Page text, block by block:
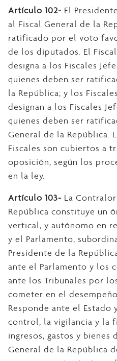
Artículo 102- El
al Fiscal General de la
ratificado por el voto
de los diputados. El
designa a los Fiscales
quienes deben ser
la República; y los
designan a los Fiscales
quienes deben ser
General de la República.
Fiscales son cubiertos a
oposición, según los
en la ley.
Artículo 103- La
República constituye un
vertical, y autónomo en
y el Parlamento,
Presidente de la
ante el Parlamento y los
ante los Tribunales por
cometer en el
Responde ante el
control, la vigilancia y la
ingresos, gastos y bienes
General de la República